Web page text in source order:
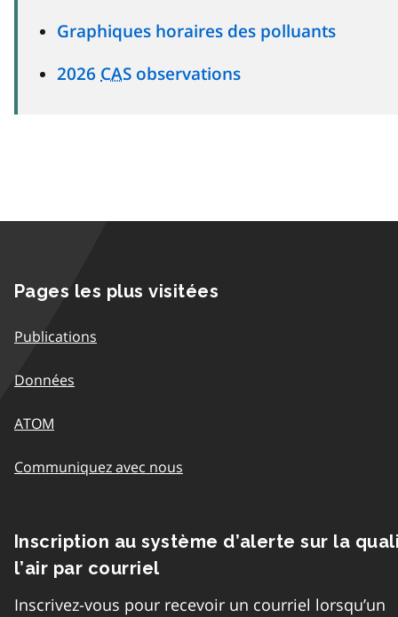
Graphiques horaires des polluants
2026 CAS observations
Pages les plus visitées
Publications
Données
ATOM
Communiquez avec nous
Inscription au système d’alerte sur la
l’air par courriel
Inscrivez-vous pour recevoir un courriel lorsqu’un